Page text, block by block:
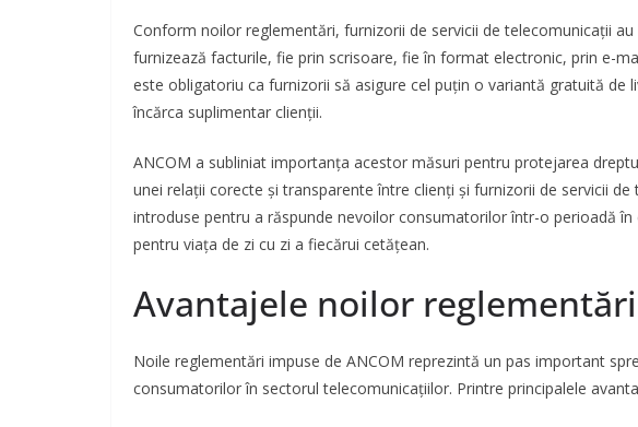
Conform noilor reglementări, furnizorii de servicii de telecomunicații
furnizează facturile, fie prin scrisoare, fie în format electronic, prin e-
este obligatoriu ca furnizorii să asigure cel puțin o variantă gratuită de
încărca suplimentar clienții.
ANCOM a subliniat importanța acestor măsuri pentru protejarea
unei relații corecte și transparente între clienți și furnizorii de servicii
introduse pentru a răspunde nevoilor consumatorilor într-o perioadă
pentru viața de zi cu zi a fiecărui cetățean.
Avantajele noilor reglementări
Noile reglementări impuse de ANCOM reprezintă un pas important
consumatorilor în sectorul telecomunicațiilor. Printre principalele